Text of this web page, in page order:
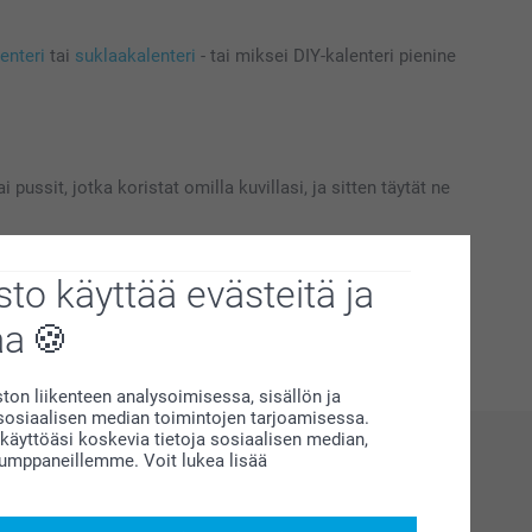
käyttää evästeitä ja
liikenteen analysoimisessa, sisällön ja
median toimintojen tarjoamisessa.
koskevia tietoja sosiaalisen median,
Voit lukea lisää
tai suklaakalenteri - tai miksei DIY-kalenteri pienine
pussit, jotka koristat omilla kuvillasi, ja sitten täytät ne
kännykällä suunnittelutyöt hoitaen. Ja lopuksi voit tilata